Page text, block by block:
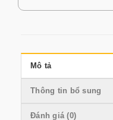
Mô tả
Thông tin bổ sung
Đánh giá (0)